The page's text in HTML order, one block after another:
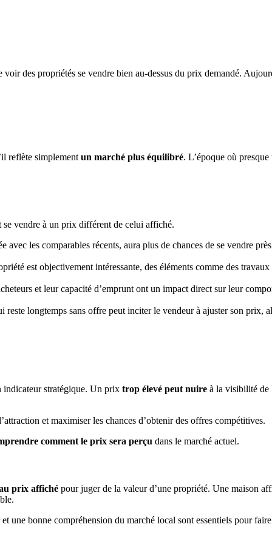
des propriétés se vendre bien au-dessus du prix demandé.
reflète simplement un marché plus équilibré. L’époque où
vendre à un prix différent de celui affiché.
avec les comparables récents, aura plus de chances de se vendre
est objectivement intéressante, des éléments comme des
et leur capacité d’emprunt ont un impact direct sur leur
longtemps sans offre peut inciter le vendeur à ajuster son prix,
indicateur stratégique. Un prix trop élevé peut nuire à la visibilité de
et maximiser les chances d’obtenir des offres compétitives.
comment le prix sera perçu dans le marché actuel.
prix affiché pour juger de la valeur d’une propriété. Une maison
une bonne compréhension du marché local sont essentiels pour